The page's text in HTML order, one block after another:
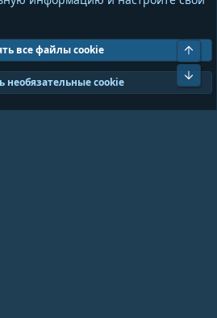
Пожертвования
Запросов 19 Время 0.1355s Память 11.01MB
все файлы cookie
необязательные cookie